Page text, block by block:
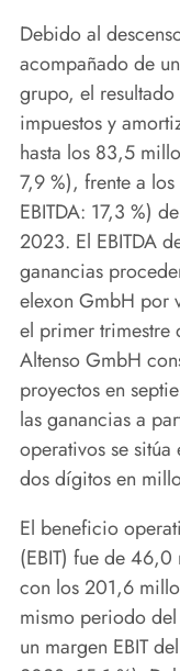
Debido al
acompañado de
grupo, el
impuestos y
hasta los 83,5
7,9 %), frente a
EBITDA: 17,3 %)
2023. El EBITDA
ganancias
elexon GmbH por
el primer
Altenso GmbH
proyectos en
las ganancias a
operativos se
dos dígitos en
El beneficio
(EBIT) fue de
con los 201,6
mismo periodo
un margen EBIT